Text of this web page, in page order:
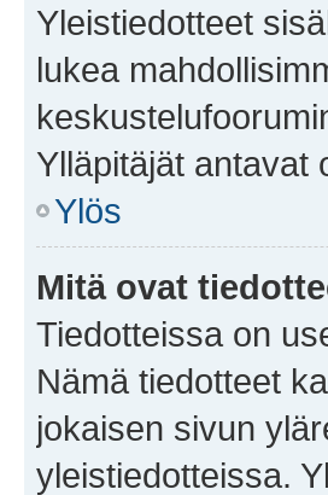
Yleistiedotteet
lukea
Ylläpitäjät antavat
Ylös
Mitä ovat
Tiedotteissa on
Nämä tiedotteet
jokaisen sivun
yleistiedotteissa.